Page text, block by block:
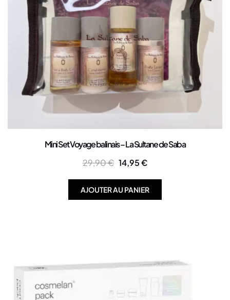
Mini Set Voyage balinais – La Sultane de Saba
29,90€ 14,95€
AJOUTER AU PANIER